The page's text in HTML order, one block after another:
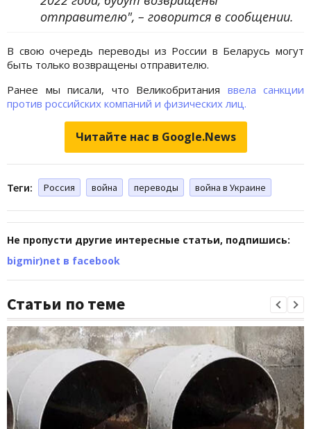
отправителю", – говорится в сообщении.
В свою очередь переводы из России в Беларусь могут
быть только возвращены отправителю.
Ранее мы писали, что Великобритания ввела санкции
против российских компаний и физических лиц.
Читайте нас в Google.News
Теги: Россия война переводы война в Украине
Не пропусти другие интересные статьи, подпишись:
bigmir)net в facebook
Статьи по теме